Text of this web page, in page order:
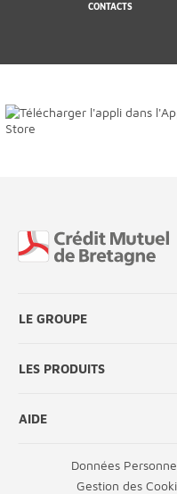
CONTACTS
LE GROUPE
LES PRODUITS
AIDE
Données
Gestion des
Fin de page